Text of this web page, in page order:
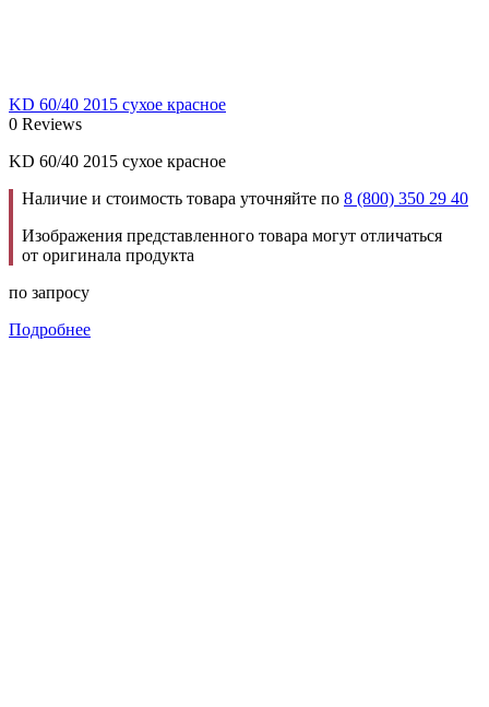
KD 60/40 2015 сухое красное
0 Reviews
KD 60/40 2015 сухое красное
Наличие и стоимость товара уточняйте по 8 (800) 350 29 40
Изображения представленного товара могут отличаться
от оригинала продукта
по запросу
Подробнее